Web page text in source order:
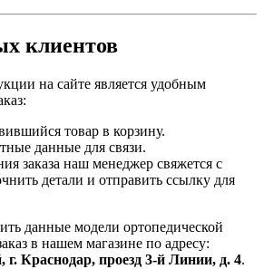
клиентов
на сайте является удобным
товар в корзину.
данные для связи.
заказа наш менеджер свяжется с
детали и отправить ссылку для
данные модели ортопедической
в нашем магазине по адресу:
г. Краснодар, проезд 3-й Линии, д. 4.